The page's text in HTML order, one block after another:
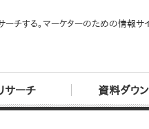
ーチする。マーケターのための情報サ
サーチ 資料ダウ